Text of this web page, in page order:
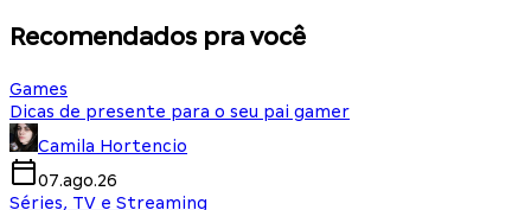
Recomendados pra você
Games
Dicas de presente para o seu pai gamer
Camila Hortencio
07.ago.26
Séries, TV e Streaming